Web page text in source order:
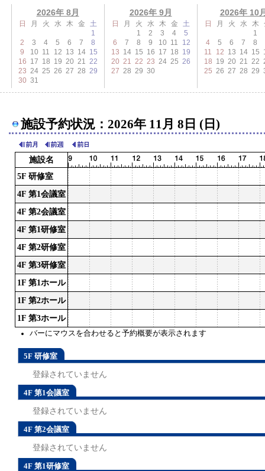
2026年 8月
日 月 火 水 木 金
土
1
2
3 4 5 6 7
8
9
10 11 12 13 14 15
16 17 18 19 20 21 22
23 24 25 26 27 28 29
30 31
2026年 9月
日 月 火 水 木 金
土
1
2 3 4
5
6
7 8 9 10 11
12
13 14 15 16 17 18 19
20 21 22 23 24 25 26
27 28 29 30
2026年 10
日 月 火 水 木
1
4
5 6 7
8
11
12 13 14 15
18 19 20 21 22
25 26 27 28 29
施設予約状況：2026年 11月 8日 (日)
施設名
バーにマウスを合わせると予約概要が表示されます
5F 研修室
4F 第1会議室
4F 第2会議室
4F 第1研修室
4F 第2研修室
4F 第3研修室
1F 第1ホール
1F 第2ホール
1F 第3ホール
5F 研修室
登録されていません
4F 第1会議室
登録されていません
4F 第2会議室
登録されていません
4F 第1研修室